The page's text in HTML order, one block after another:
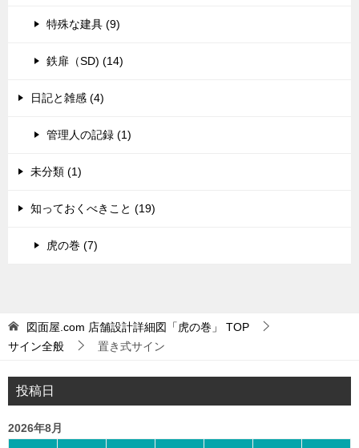
特殊な建具 (9)
鉄扉（SD) (14)
日記と雑感 (4)
管理人の記録 (1)
未分類 (1)
知っておくべきこと (19)
虎の巻 (7)
図面屋.com 店舗設計詳細図「虎の巻」
TOP
サイン全般
置き式サイン
投稿日
2026年8月